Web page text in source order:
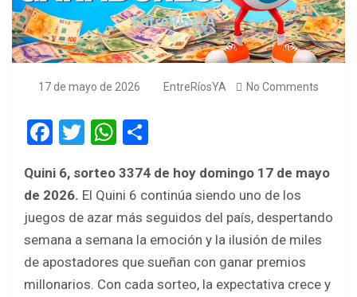
17 de mayo de 2026 EntreRíosYA No Comments
F
ce
b
o
o
k
T
tt
er
W
at
s
A
p
p
ar
e
Quini 6, sorteo 3374 de hoy domingo 17 de mayo
de 2026. El Quini 6 continúa siendo uno de los
juegos de azar más seguidos del país, despertando
semana a semana la emoción y la ilusión de miles
de apostadores que sueñan con ganar premios
millonarios. Con cada sorteo, la expectativa crece y